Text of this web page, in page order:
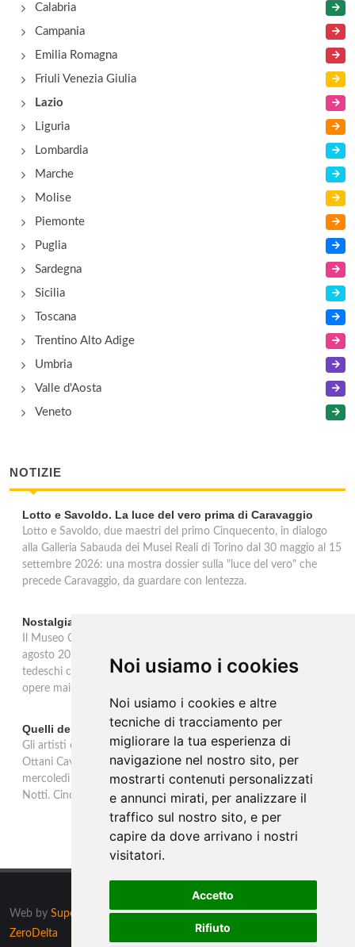
Noi usiamo i cookies
Noi usiamo i cookies e altre
tecniche di tracciamento per
migliorare la tua esperienza di
navigazione nel nostro sito, per
mostrarti contenuti personalizzati
e annunci mirati, per analizzare il
traffico sul nostro sito, e per
capire da dove arrivano i nostri
visitatori.
Accetto
Rifiuto
Calabria
Campania
Emilia Romagna
Friuli Venezia Giulia
Lazio
Liguria
Lombardia
Marche
Molise
Piemonte
Puglia
Sardegna
Sicilia
Toscana
Trentino Alto Adige
Umbria
Valle d'Aosta
Veneto
NOTIZIE
Lotto e Savoldo. La luce del vero prima di Caravaggio
Lotto e Savoldo, due maestri del primo Cinquecento, in dialogo
alla Galleria Sabauda dei Musei Reali di Torino dal 30 maggio al 15
settembre 2026: una mostra dossier sulla "luce del vero" che
precede Caravaggio, da guardare con lentezza.
Nostalgia del sud: artisti tedeschi in Italia ad Ascona
Il Museo Castello San Materno di Ascona ospita dal 26 aprile al 26
agosto 2026 Nostalgia del sud, mostra dedicata agli artisti
tedeschi che tra il 1865 e il 1915 hanno scelto l'Italia. Quaranta
opere mai esposte da una collezione privata tedesca.
Quelli della notte: Anna Ottani Cavina alla GAM di Torino
Gli artisti e la fascinazione del buio, del sogno, dell'inconscio. Anna
Ottani Cavina protagonista dell'incontro alla GAM di Torino
mercoledì 18 febbraio 2026. Un approfondimento sulla mostra
Notti. Cinque secoli di stelle, sogni, pleniluni.
Web by Supero ltd
, Malta tutti i diritti riservati. Powered by
ZeroDelta